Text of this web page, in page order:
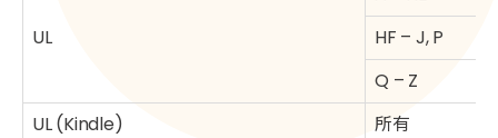
UL
HF – J, P
Q – Z
UL (Kindle)
所有